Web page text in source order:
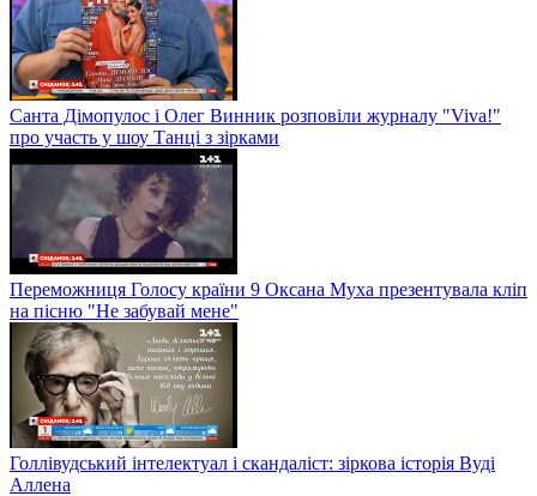
Санта Дімопулос і Олег Винник розповіли журналу "Viva!"
про участь у шоу Танці з зірками
Переможниця Голосу країни 9 Оксана Муха презентувала кліп
на пісню "Не забувай мене"
Голлівудський інтелектуал і скандаліст: зіркова історія Вуді
Аллена